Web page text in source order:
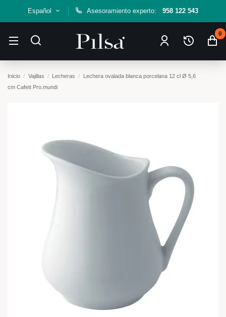
Español Asesoramiento experto: 958 122 543
0
Inicio Vajillas Lecheras
Lechera ovalada blanca porcelana 12 cl Ø 5,6
cm Cafett Pro.mundi